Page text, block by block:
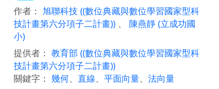
作者： 旭聯科技 ((數位典藏與數位學習國家型科
技計畫第六分項子二計畫)) 、 陳燕靜 (立成功國
小)
提供者： 教育部 ((數位典藏與數位學習國家型科
技計畫第六分項子二計畫))
關鍵字： 幾何、 直線、 平面向量、 法向量